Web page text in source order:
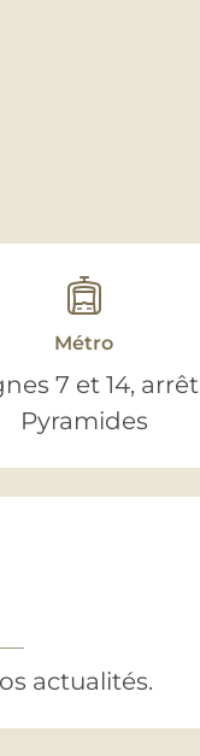
Métro
7 et 14, arrêt
Pyramides
actualités.